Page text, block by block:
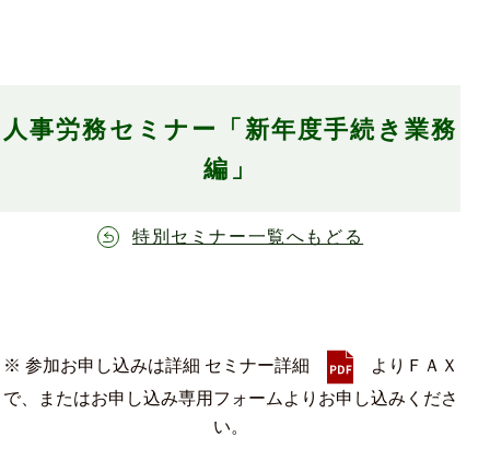
人事労務セミナー「新年度手続き業務
編」
特別セミナー一覧へもどる
※ 参加お申し込みは詳細 セミナー詳細
よりＦＡＸ
で、またはお申し込み専用フォームよりお申し込みくださ
い。